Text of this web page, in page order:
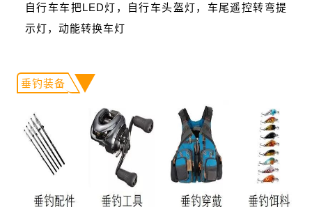
自行车车把LED灯，自行车头盔灯，车尾遥控转弯提
示灯，动能转换车灯
垂钓装备